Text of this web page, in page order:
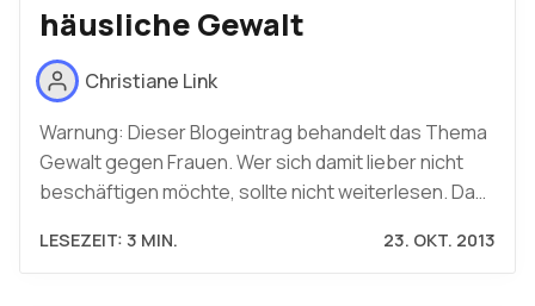
häusliche Gewalt
Christiane Link
Warnung: Dieser Blogeintrag behandelt das Thema
Gewalt gegen Frauen. Wer sich damit lieber nicht
beschäftigen möchte, sollte nicht weiterlesen. Da…
LESEZEIT: 3 MIN. 23. OKT. 2013